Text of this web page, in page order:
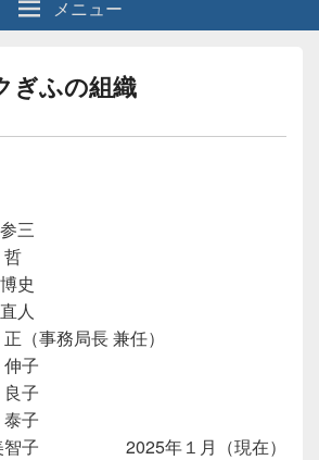
メニュー
ぎふの組織
三
史
人
務局長 兼任）
子
子
子
子 2025年１月（現在）